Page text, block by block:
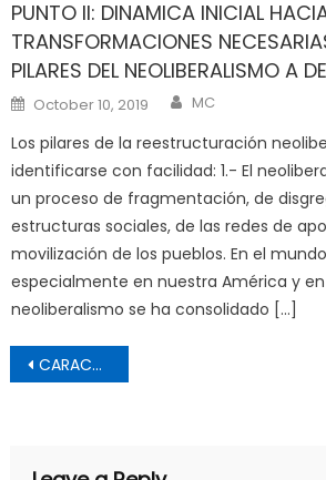
PUNTO II: DINAMICA INICIAL
TRANSFORMACIONES
PILARES DEL NEOLIBERALISMO A
Posted
on
October 10, 2019 Author
MC
Los pilares de la reestructuración
identificarse con facilidad: 1.- El
un proceso de fragmentación, de
estructuras sociales, de las redes de
movilización de los pueblos. En el
especialmente en nuestra América y
neoliberalismo se ha consolidado […]
Post
navigation
CARACTERISTICAS Y PROPOSITOS GENERALES DE LA ORGANIZACION